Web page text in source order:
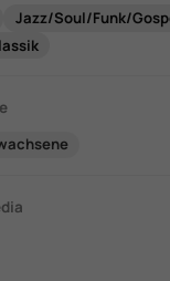
Jazz/Soul/Funk/